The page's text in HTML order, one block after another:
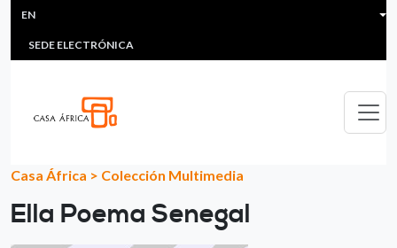
Skip to main content
HEADER MENU
MULTIMEDIA
SEDE ELECTRÓNICA
EN
Casa África > Colección Multimedia
Ella Poema Senegal